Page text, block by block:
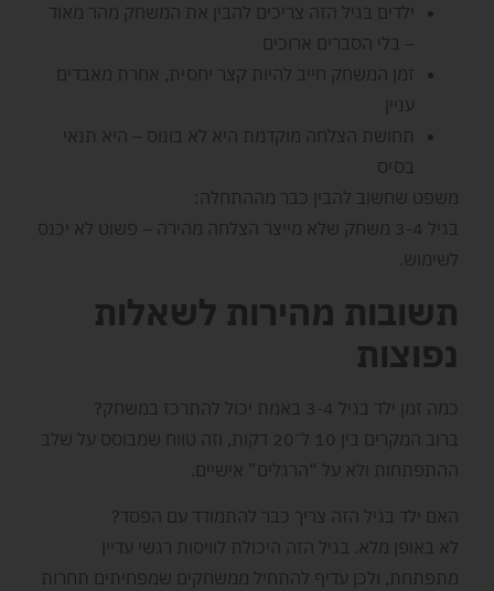
ילדים בגיל הזה צריכים להבין את המשחק מהר מאוד
– בלי הסברים ארוכים
זמן המשחק חייב להיות קצר יחסית, אחרת מאבדים
עניין
תחושת הצלחה מוקדמת היא לא בונוס – היא תנאי
בסיס
משפט שחשוב להבין כבר מההתחלה:
בגיל 3-4 משחק שלא מייצר הצלחה מהירה – פשוט לא יכנס
לשימוש.
תשובות מהירות לשאלות
נפוצות
כמה זמן ילד בגיל 3-4 באמת יכול להתרכז במשחק?
ברוב המקרים בין 10 ל־20 דקות, וזה טווח שמבוסס על שלב
ההתפתחות ולא על “הרגלים” אישיים.
האם ילד בגיל הזה צריך כבר להתמודד עם הפסד?
לא באופן מלא. בגיל הזה היכולת לוויסות רגשי עדיין
מתפתחת, ולכן עדיף להתחיל ממשחקים שמפחיתים תחרות